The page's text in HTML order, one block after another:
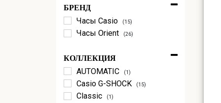
БРЕНД
Часы Casio (15)
Часы Orient (26)
КОЛЛЕКЦИЯ
AUTOMATIC (1)
Casio G-SHOCK (15)
Classic (1)